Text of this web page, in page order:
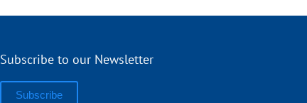
Subscribe to our Newsletter
Subscribe